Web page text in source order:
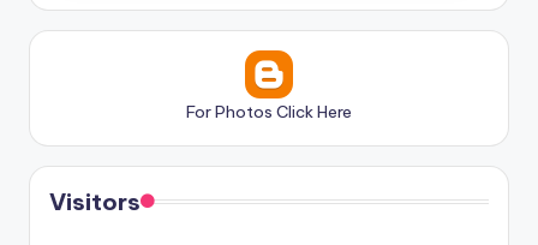
For Photos Click Here
Visitors